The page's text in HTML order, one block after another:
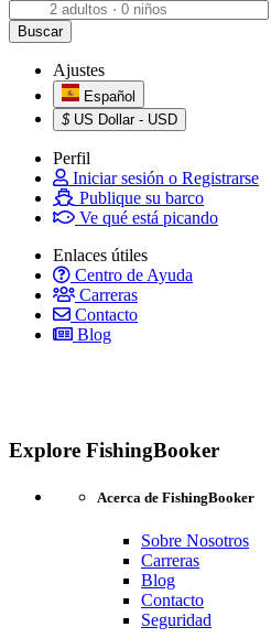
Ajustes
Español
$ US Dollar - USD
Perfil
Iniciar sesión o Registrarse
Publique su barco
Ve qué está picando
Enlaces útiles
Centro de Ayuda
Carreras
Contacto
Blog
Explore FishingBooker
Acerca de FishingBooker
Sobre Nosotros
Carreras
Blog
Contacto
Seguridad